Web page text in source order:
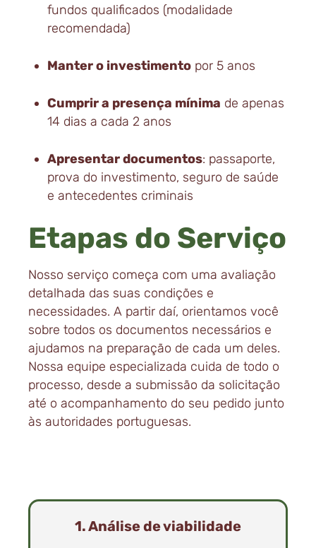
fundos qualificados (modalidade
recomendada)
Manter o investimento por 5 anos
Cumprir a presença mínima de apenas
14 dias a cada 2 anos
Apresentar documentos: passaporte,
prova do investimento, seguro de saúde
e antecedentes criminais
Etapas do Serviço
Nosso serviço começa com uma avaliação
detalhada das suas condições e
necessidades. A partir daí, orientamos você
sobre todos os documentos necessários e
ajudamos na preparação de cada um deles.
Nossa equipe especializada cuida de todo o
processo, desde a submissão da solicitação
até o acompanhamento do seu pedido junto
às autoridades portuguesas.
1. Análise de viabilidade